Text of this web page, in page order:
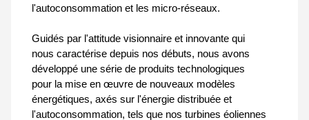
l'autoconsommation et les micro-réseaux.
Guidés par l'attitude visionnaire et innovante qui
nous caractérise depuis nos débuts, nous avons
développé une série de produits technologiques
pour la mise en œuvre de nouveaux modèles
énergétiques, axés sur l'énergie distribuée et
l'autoconsommation, tels que nos turbines éoliennes